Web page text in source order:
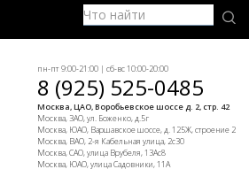
пн-пт 9:00-21:00 | сб-вс 10:00-20:00
8 (925) 525-0485
Москва, ЦАО, Воробьевское шоссе д. 2, стр. 42
Москва, ЗАО, ул. Боженко, д.5г
Москва, ЮАО, Варшавское шоссе, д. 125Ж, строение 2
Москва, ВАО, 2-я Кабельная улица, 2с30
Москва, САО, улица Врубеля, 13Ас8
Москва, ЮАО, улица Садовники, 11А